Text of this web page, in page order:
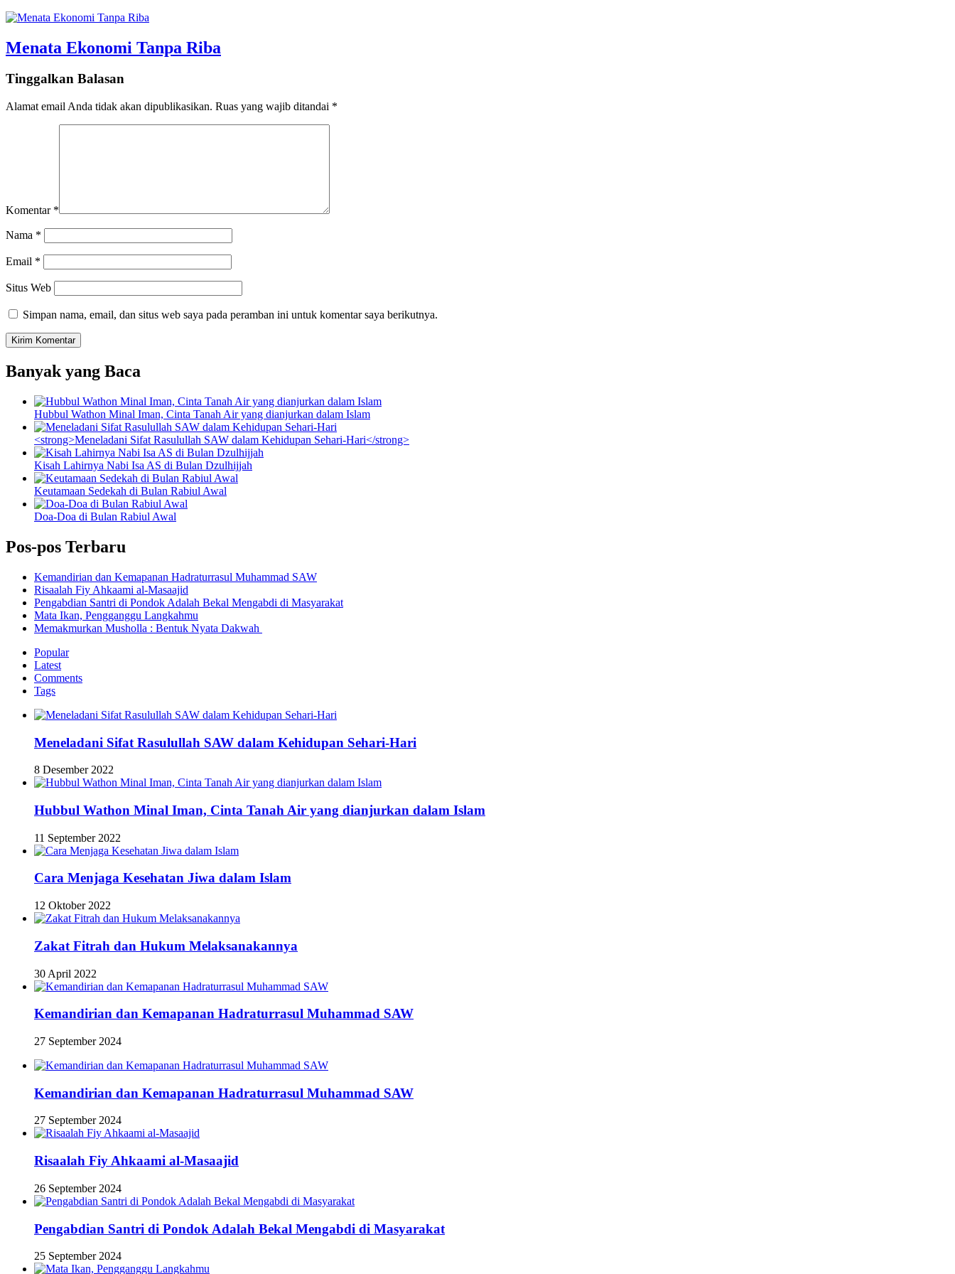
Menata Ekonomi Tanpa Riba
Tinggalkan Balasan
Alamat email Anda tidak akan dipublikasikan. Ruas yang wajib ditandai *
Komentar *
Nama *
Email *
Situs Web
Simpan nama, email, dan situs web saya pada peramban ini untuk komentar saya berikutnya.
Banyak yang Baca
Hubbul Wathon Minal Iman, Cinta Tanah Air yang dianjurkan dalam Islam
<strong>Meneladani Sifat Rasulullah SAW dalam Kehidupan Sehari-Hari</strong>
Kisah Lahirnya Nabi Isa AS di Bulan Dzulhijjah
Keutamaan Sedekah di Bulan Rabiul Awal
Doa-Doa di Bulan Rabiul Awal
Pos-pos Terbaru
Kemandirian dan Kemapanan Hadraturrasul Muhammad SAW
Risaalah Fiy Ahkaami al-Masaajid
Pengabdian Santri di Pondok Adalah Bekal Mengabdi di Masyarakat
Mata Ikan, Pengganggu Langkahmu
Memakmurkan Musholla : Bentuk Nyata Dakwah
Popular
Latest
Comments
Tags
Meneladani Sifat Rasulullah SAW dalam Kehidupan Sehari-Hari
8 Desember 2022
Hubbul Wathon Minal Iman, Cinta Tanah Air yang dianjurkan dalam Islam
11 September 2022
Cara Menjaga Kesehatan Jiwa dalam Islam
12 Oktober 2022
Zakat Fitrah dan Hukum Melaksanakannya
30 April 2022
Kemandirian dan Kemapanan Hadraturrasul Muhammad SAW
27 September 2024
Kemandirian dan Kemapanan Hadraturrasul Muhammad SAW
27 September 2024
Risaalah Fiy Ahkaami al-Masaajid
26 September 2024
Pengabdian Santri di Pondok Adalah Bekal Mengabdi di Masyarakat
25 September 2024